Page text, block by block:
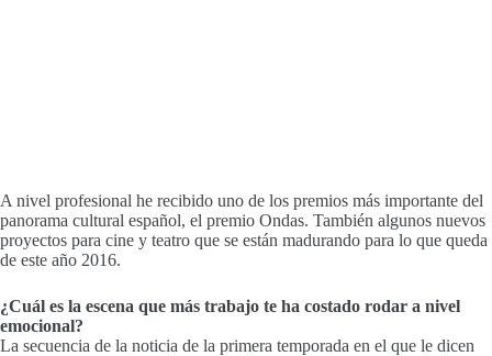
A nivel profesional he recibido uno de los premios más importante del
panorama cultural español, el premio Ondas. También algunos nuevos
proyectos para cine y teatro que se están madurando para lo que queda
de este año 2016.
¿Cuál es la escena que más trabajo te ha costado rodar a nivel
emocional?
La secuencia de la noticia de la primera temporada en el que le dicen